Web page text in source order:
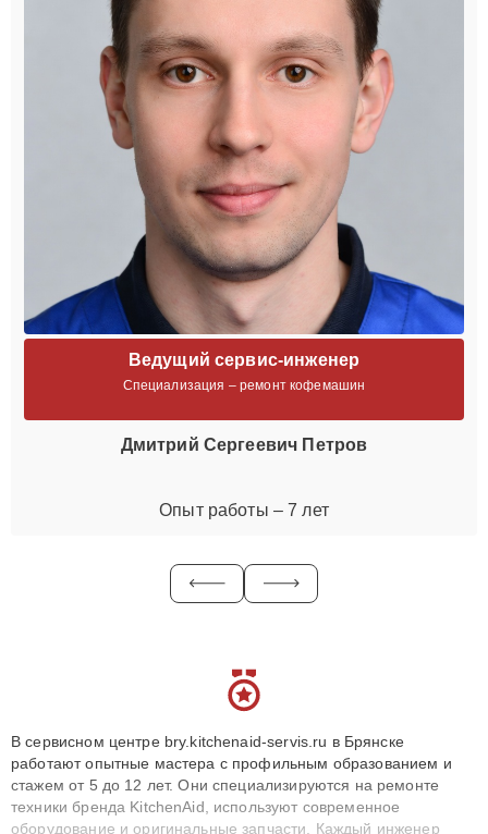
Ведущий сервис-инженер
Специализация – ремонт кофемашин
Дмитрий Сергеевич Петров
Опыт работы – 7 лет
В сервисном центре bry.kitchenaid-servis.ru в Брянске
работают опытные мастера с профильным образованием и
стажем от 5 до 12 лет. Они специализируются на ремонте
техники бренда KitchenAid, используют современное
оборудование и оригинальные запчасти. Каждый инженер